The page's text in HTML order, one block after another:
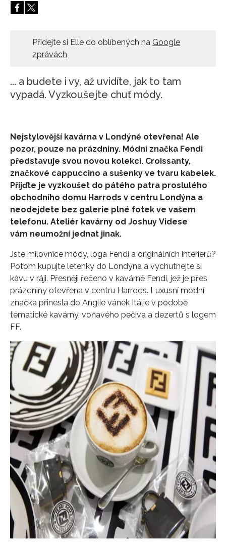
HOME
Přidejte si Elle do oblíbených na Google
zprávách
... a budete i vy, až uvidíte, jak to tam
vypadá. Vyzkoušejte chuť módy.
Nejstylovější kavárna v Londýně otevřena! Ale
pozor, pouze na prázdniny. Módní značka Fendi
představuje svou novou kolekci. Croissanty,
značkové cappuccino a sušenky ve tvaru kabelek.
Přijďte je vyzkoušet do pátého patra proslulého
obchodního domu Harrods v centru Londýna a
neodejdete bez galerie plné fotek ve vašem
telefonu. Ateliér kavárny od Joshuy Videse
vám neumožní jednat jinak.
Jste milovnice módy, loga Fendi a originálních interiérů?
Potom kupujte letenky do Londýna a vychutnejte si
kávu v ráji. Přesněji řečeno v kavárně Fendi, jež je přes
prázdniny otevřena v centru Harrods. Luxusní módní
značka přinesla do Anglie vánek Itálie v podobě
tématické kavárny, voňavého pečiva a dezertů s logem
FF.